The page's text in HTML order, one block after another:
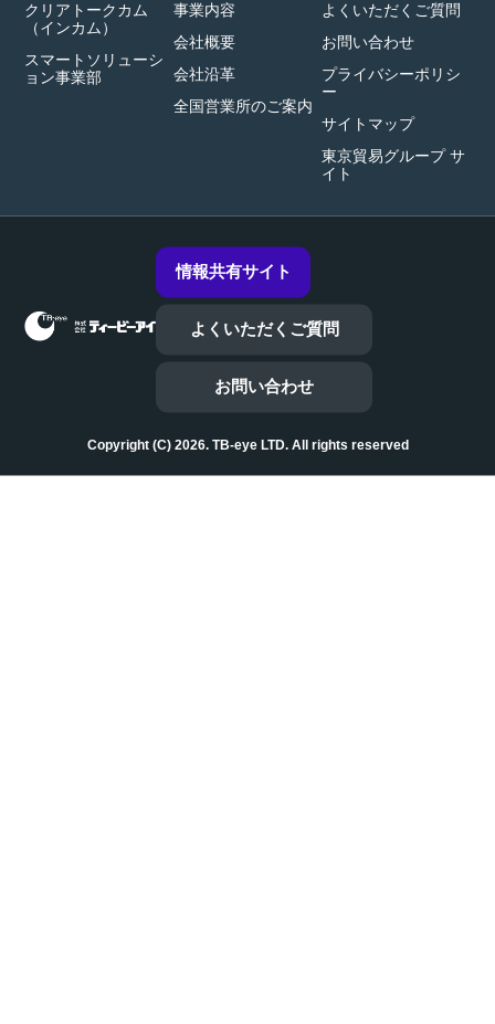
クリアトークカム
（インカム）
スマートソリューシ
ョン事業部
事業内容
会社概要
会社沿革
全国営業所のご案内
よくいただくご質問
お問い合わせ
プライバシーポリシ
ー
サイトマップ
東京貿易グループ サ
イト
情報共有サイト
よくいただくご質問
お問い合わせ
Copyright (C) 2026. TB-eye LTD. All rights reserved